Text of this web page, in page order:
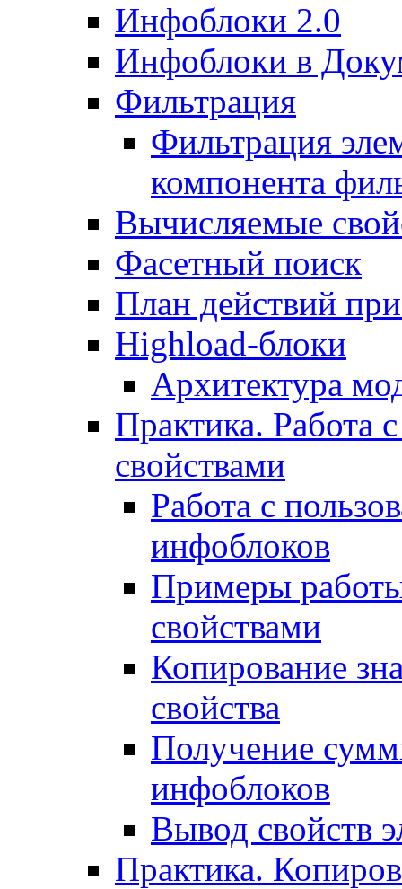
Инфоблоки 2.0
Инфоблоки в
Фильтрация
Фильтрация
компонента
Вычисляемые
Фасетный поиск
План действий
Highload-блоки
Архитектура
Практика. Работа
свойствами
Работа с
инфоблоков
Примеры
свойствами
Копирование
свойства
Получение
инфоблоков
Вывод свойств
Практика.